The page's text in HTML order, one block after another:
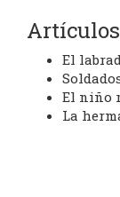
El
El niño
La